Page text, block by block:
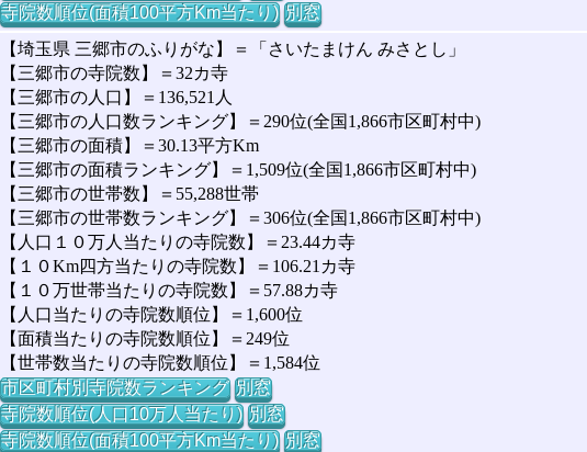
寺院数順位(面積100平方Km当たり) 別窓
【埼玉県 三郷市のふりがな】＝「さいたまけん みさとし」
【三郷市の寺院数】＝32カ寺
【三郷市の人口】＝136,521人
【三郷市の人口数ランキング】＝290位(全国1,866市区町村中)
【三郷市の面積】＝30.13平方Km
【三郷市の面積ランキング】＝1,509位(全国1,866市区町村中)
【三郷市の世帯数】＝55,288世帯
【三郷市の世帯数ランキング】＝306位(全国1,866市区町村中)
【人口１０万人当たりの寺院数】＝23.44カ寺
【１０Km四方当たりの寺院数】＝106.21カ寺
【１０万世帯当たりの寺院数】＝57.88カ寺
【人口当たりの寺院数順位】＝1,600位
【面積当たりの寺院数順位】＝249位
【世帯数当たりの寺院数順位】＝1,584位
市区町村別寺院数ランキング 別窓
寺院数順位(人口10万人当たり) 別窓
寺院数順位(面積100平方Km当たり) 別窓